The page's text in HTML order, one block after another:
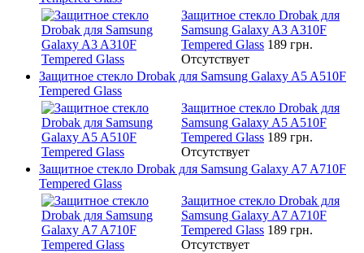
Защитное стекло Drobak для
Samsung Galaxy A3 A310F
Tempered Glass 189 грн.
Отсутствует
Защитное стекло Drobak для Samsung Galaxy A5 A510F
Tempered Glass
Защитное стекло Drobak для
Samsung Galaxy A5 A510F
Tempered Glass 189 грн.
Отсутствует
Защитное стекло Drobak для Samsung Galaxy A7 A710F
Tempered Glass
Защитное стекло Drobak для
Samsung Galaxy A7 A710F
Tempered Glass 189 грн.
Отсутствует